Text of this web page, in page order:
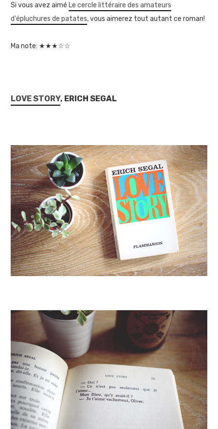
Si vous avez aimé Le cercle littéraire des amateurs
d'épluchures de patates, vous aimerez tout autant ce roman!
Ma note: ★★★☆☆
LOVE STORY, ERICH SEGAL